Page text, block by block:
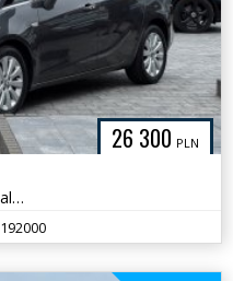
26 300 PLN
1.4 Benz Bezwypadkowy +Ładne alufelgi
192000